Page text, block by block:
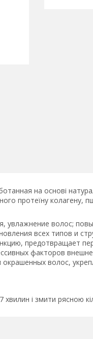
на основі
протеїну колагену,
увлажнение волос;
всех типов и
предотвращает
факторов
волос,
і змити рясною